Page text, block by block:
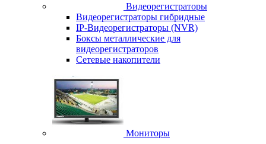
Видеорегистраторы
Видеорегистраторы гибридные
IP-Видеорегистраторы (NVR)
Боксы металлические для
видеорегистраторов
Сетевые накопители
Мониторы